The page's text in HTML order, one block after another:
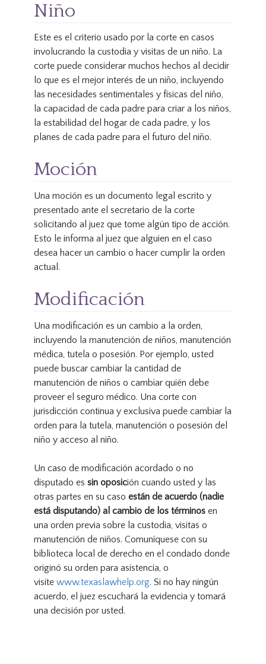
Niño
Este es el criterio usado por la corte en casos
involucrando la custodia y visitas de un niño. La
corte puede considerar muchos hechos al decidir
lo que es el mejor interés de un niño, incluyendo
las necesidades sentimentales y físicas del niño,
la capacidad de cada padre para criar a los niños,
la estabilidad del hogar de cada padre, y los
planes de cada padre para el futuro del niño.
Moción
Una moción es un documento legal escrito y
presentado ante el secretario de la corte
solicitando al juez que tome algún tipo de acción.
Esto le informa al juez que alguien en el caso
desea hacer un cambio o hacer cumplir la orden
actual.
Modificación
Una modificación es un cambio a la orden,
incluyendo la manutención de niños, manutención
médica, tutela o posesión. Por ejemplo, usted
puede buscar cambiar la cantidad de
manutención de niños o cambiar quién debe
proveer el seguro médico. Una corte con
jurisdicción continua y exclusiva puede cambiar la
orden para la tutela, manutención o posesión del
niño y acceso al niño.
Un caso de modificación acordado o no
disputado es sin oposición cuando usted y las
otras partes en su caso están de acuerdo (nadie
está disputando) al cambio de los términos en
una orden previa sobre la custodia, visitas o
manutención de niños. Comuníquese con su
biblioteca local de derecho en el condado donde
originó su orden para asistencia, o
visite www.texaslawhelp.org. Si no hay ningún
acuerdo, el juez escuchará la evidencia y tomará
una decisión por usted.